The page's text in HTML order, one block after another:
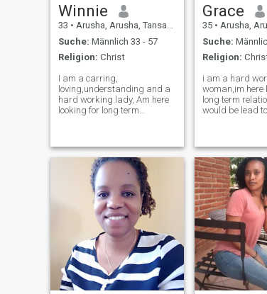
Winnie
33 • Arusha, Arusha, Tansania
Suche: Männlich 33 - 57
Religion: Christ
I am a carring,
loving,understanding and a
hard working lady, Am here
looking for long term
chat or sending my nude
pictures. I’m not here for
funny only fo
Grace
35 • Arusha,
Suche:
Religion:
i am a hard
woman,im here
long term
would be lead
funny, only for
people,please i
Tanza